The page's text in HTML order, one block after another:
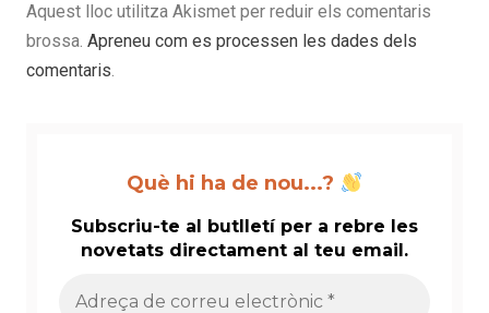
Aquest lloc utilitza Akismet per reduir els comentaris
brossa. Apreneu com es processen les dades dels
comentaris.
Què hi ha de nou...?
Subscriu-te al butlletí per a rebre les
novetats directament al teu email.